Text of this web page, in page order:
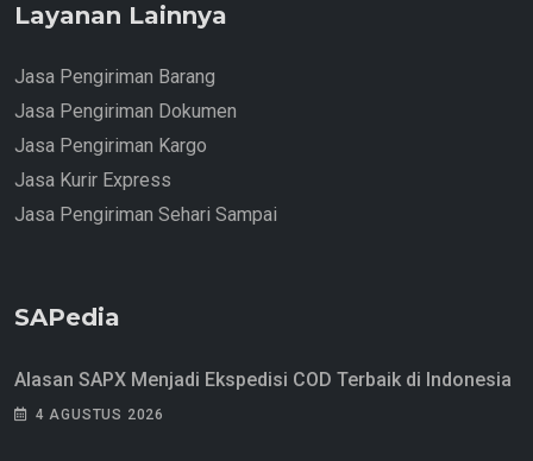
Layanan Lainnya
Jasa Pengiriman Barang
Jasa Pengiriman Dokumen
Jasa Pengiriman Kargo
Jasa Kurir Express
Jasa Pengiriman Sehari Sampai
SAPedia
Alasan SAPX Menjadi Ekspedisi COD Terbaik di Indonesia
4 AGUSTUS 2026